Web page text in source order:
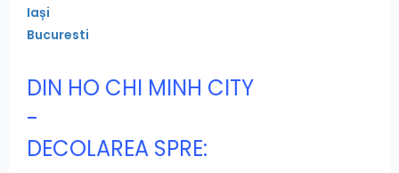
Iași
Bucuresti
DIN HO CHI MINH CITY
-
DECOLAREA SPRE: